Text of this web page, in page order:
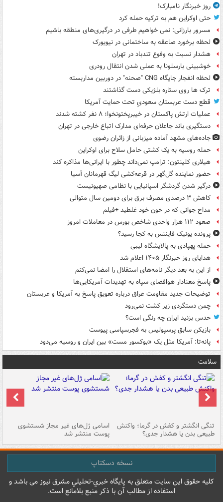
روز خبرنگار نامبارک!
حتی اوکراین هم به ترکیه حمله کرد
مسرور بارزانی: نمی خواهیم طرفی در درگیری‌های منطقه باشیم
لحظه برخورد صاعقه به ساختمانی در نیویورک
هشدار نسبت به وفوع تندباد در تهران
خوشبینی بارسلونا به عملی شدن انتقال رودری
لحظه انفجار جایگاه CNG "صحنه" در دوربین مداربسته
ترک ها روی ستاره بلژیکی دست گذاشتند
قطع دست عربستان سعودیِ تحت حمایت آمریکا
عملیات ارتش پاکستان در خیبرپختونخوا؛ ۸ نفر کشته شدند
دستگیری باند جاعلان حرفه‌ای مدارک اتباع خارجی در تهران
جاده‌های مشهد آماده میزبانی از زائران رضوی
حمله روسیه به یک کشتی حامل سلاح برای اوکراین
هیلاری کلینتون: ترامپ نمی‌داند چطور با ایرانی‌ها مذاکره کند
حضور نماینده گل‌گهر در قرعه‌کشی لیگ قهرمانان آسیا
درگیر شدن گردشگر اسپانیایی با نظامی صهیونیست
کاهش ۳ درصدی مصرف برق برای دومین سال متوالی
مداح جوانی که در خون خود غلطید +فیلم
صعود ۱۱۲ هزار واحدی شاخص بورس در معاملات امروز
پرونده یونیک فایننس به کجا رسید؟
حمله پهپادی به پالایشگاه لیبی
هدایای روز خبرنگار ۱۴۰۵ اعلام شد
از این به بعد دیگر نامه‌های استقلال را امضا نمی‌کنم
پاسخ معنادار هوافضای سپاه به تهدیدات آمریکایی‌ها
توضیحات جدید مقاومت عراق درباره تعویق پاسخ به آمریکا و عربستان
چمن دستگردی زیر کشت نمی‌رود
حدس بزنید ایران چه رنگی است؟
بازیکن سابق پرسپولیس به فجرسپاسی پیوست
پانه‌تا: آمریکا مثل یک «بوکسور مست» بین ایران و روسیه می‌دود
سلامت
تنگی انگشتر و کفش در گرما؛ واکنش
طبیعی بدن یا هشدار جدی؟
اسامی ژل‌های غیر مجاز شستشوی
پوست منتشر شد
نسخه دسکتاپ
کليه حقوق اين سايت متعلق به پایگاه خبري-تحليلي مشرق نيوز می باشد و
استفاده از مطالب آن با ذکر منبع بلامانع است.